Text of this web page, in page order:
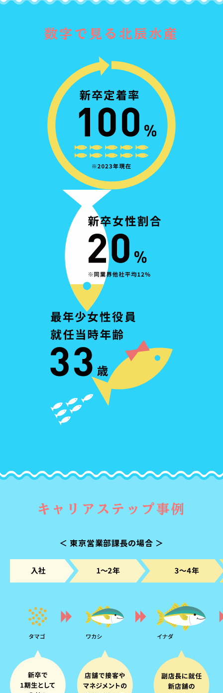
数字で見る北辰水産
キャリアステップ事例
＜ 東京営業部課長の場合 ＞